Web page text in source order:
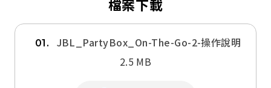
檔案下載
01.
JBL_PartyBox_On-The-Go-2-操作說明
2.5 MB